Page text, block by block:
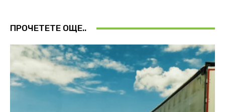
ПРОЧЕТЕТЕ ОЩЕ..